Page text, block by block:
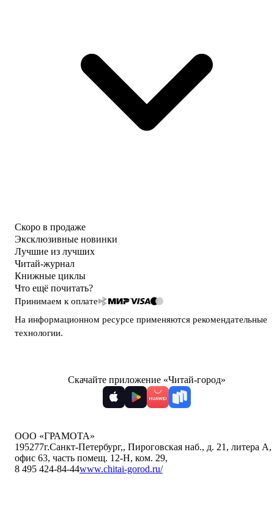
Скоро в продаже
Эксклюзивные новинки
Лучшие из лучших
Читай-журнал
Книжные циклы
Что ещё почитать?
Принимаем к оплате
На информационном ресурсе применяются рекомендательные
технологии.
Скачайте приложение «Читай-город»
ООО «ГРАМОТА»
195277г.Санкт-Петербург,, Пироговская наб., д. 21, литера А,
офис 63, часть помещ. 12-Н, ком. 29,
8 495 424-84-44www.chitai-gorod.ru/